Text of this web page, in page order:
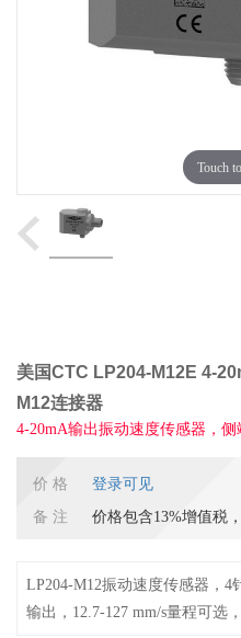
Touch
美国CTC LP204-M12E 4-
M12连接器
4-20mA输出振动速度传感器，
价 格
登录可见
备 注
价格包含13%增值税
LP204-M12振动速度传感器，4
输出，12.7-127 mm/s量程可选